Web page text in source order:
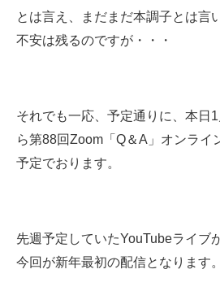
とは言え、まだまだ本調子とは言
不安は残るのですが・・・
それでも一応、予定通りに、本日
ら第88回Zoom「Q＆A」オンライ
予定でおります。
先週予定していたYouTubeライブ
今回が新年最初の配信となります。